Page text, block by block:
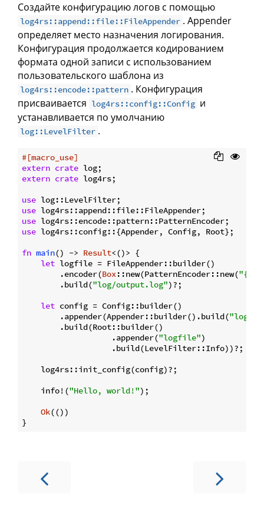
Создайте конфигурацию логов с помощью
log4rs::append::file::FileAppender . Appender
определяет место назначения логирования.
Конфигурация продолжается кодированием
формата одной записи с использованием
пользовательского шаблона из
log4rs::encode::pattern . Конфигурация
присваивается log4rs::config::Config и
устанавливается по умолчанию
log::LevelFilter .
#[macro_use]
extern crate
extern crate log4rs;
use
use
use
use
fn main() -> Result<()> {
let logfile = FileAppender::builder()
        .encoder(
Box::new(PatternEncoder::new("{l}
        .build(
"log/output.log")?;
let config = Config::builder()
        .appender(Appender::builder().build(
        .build(Root::builder()
                   .appender(
"logfile")
                   .build(LevelFilter::Info))?;
    log4rs::init_config(config)?;
    info!(
"Hello, world!");
Ok(())